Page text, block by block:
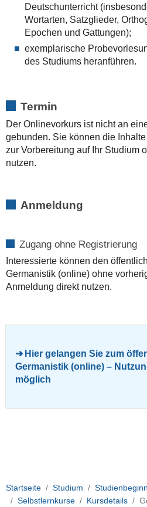
Deutschunterricht
Wortarten, Satzglieder,
Epochen und Gattungen);
exemplarische
des Studiums heranführen.
Termin
Der Onlinevorkurs ist nicht an
gebunden. Sie können die
zur Vorbereitung auf Ihr Studium
nutzen.
Anmeldung
Zugang ohne Registrierung
Interessierte können den
Germanistik (online) ohne
Anmeldung direkt nutzen.
Hier gelangen Sie zum
Germanistik (online) –
möglich
Startseite Studium Studienbeginn
Selbstlernkurse
Kursdetails